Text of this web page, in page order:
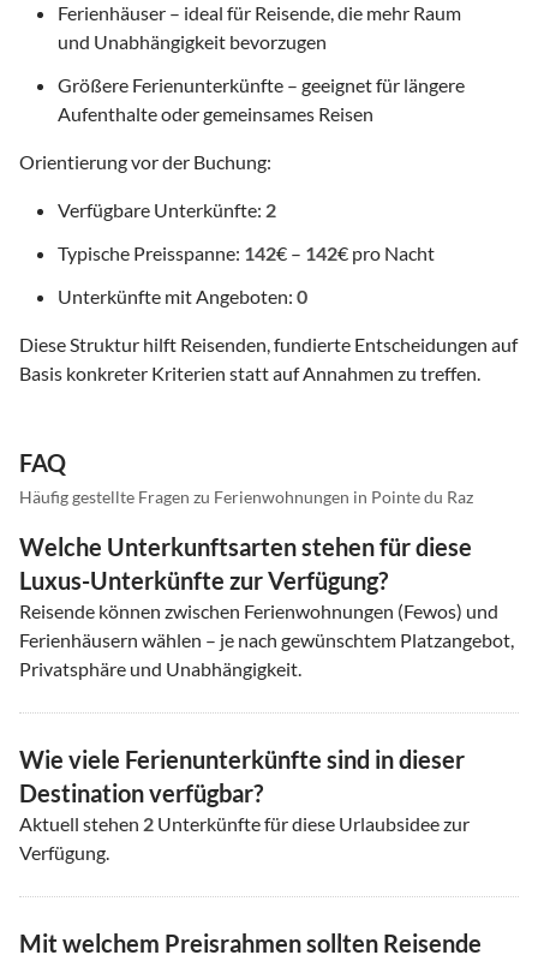
Ferienhäuser – ideal für Reisende, die mehr Raum
und Unabhängigkeit bevorzugen
Größere Ferienunterkünfte – geeignet für längere
Aufenthalte oder gemeinsames Reisen
Orientierung vor der Buchung:
Verfügbare Unterkünfte: 2
Typische Preisspanne: 142€ – 142€ pro Nacht
Unterkünfte mit Angeboten: 0
Diese Struktur hilft Reisenden, fundierte Entscheidungen auf
Basis konkreter Kriterien statt auf Annahmen zu treffen.
FAQ
Häufig gestellte Fragen zu Ferienwohnungen in Pointe du Raz
Welche Unterkunftsarten stehen für diese
Luxus-Unterkünfte zur Verfügung?
Reisende können zwischen Ferienwohnungen (Fewos) und
Ferienhäusern wählen – je nach gewünschtem Platzangebot,
Privatsphäre und Unabhängigkeit.
Wie viele Ferienunterkünfte sind in dieser
Destination verfügbar?
Aktuell stehen 2 Unterkünfte für diese Urlaubsidee zur
Verfügung.
Mit welchem Preisrahmen sollten Reisende